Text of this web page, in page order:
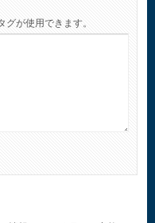
グが使用できます。